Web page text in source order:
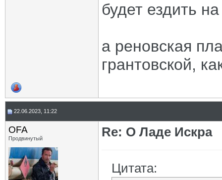
будет ездить
а реновская
грантовской,
22.06.2023, 11:22
OFA
Продвинутый Re: О Ладе Искра
Цитата: